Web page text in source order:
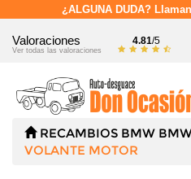
¿ALGUNA DUDA?
Valoraciones
Ver todas las valoraciones
4.81/5
RECAMBIOS BMW
VOLANTE MOTOR